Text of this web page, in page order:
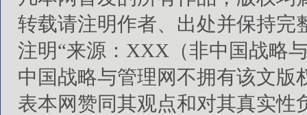
转载请注明作者、出处并保持完
注明“来源：XXX（非中国战略
中国战略与管理网不拥有该文
表本网赞同其观点和对其真实